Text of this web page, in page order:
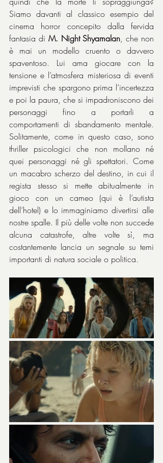
Siamo davanti al classico esempio del
cinema horror concepito dalla fervida
fantasia di M. Night Shyamalan, che non
è mai un modello cruento o davvero
spaventoso. Lui ama giocare con la
tensione e l’atmosfera misteriosa di eventi
imprevisti che spargono prima l’incertezza
e poi la paura, che si impadroniscono dei
personaggi fino a portarli a
comportamenti di sbandamento mentale.
Solitamente, come in questo caso, sono
thriller psicologici che non mollano né
quei personaggi né gli spettatori. Come
un macabro scherzo del destino, in cui il
regista stesso si mette abitualmente in
gioco con un cameo (qui è l’autista
dell’hotel) e lo immaginiamo divertirsi alle
nostre spalle. Il più delle volte non succede
alcuna catastrofe, altre volte sì, ma
costantemente lancia un segnale su temi
importanti di natura sociale o politica.